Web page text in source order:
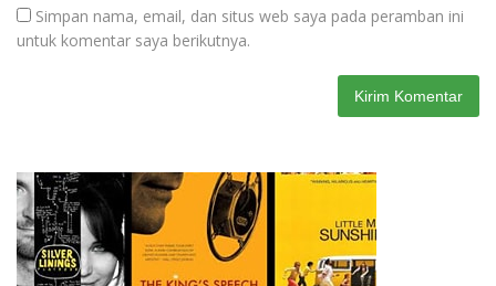
Simpan nama, email, dan situs web saya pada peramban ini
untuk komentar saya berikutnya.